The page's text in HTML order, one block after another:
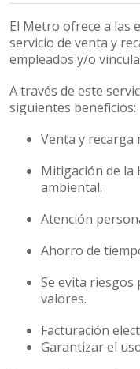
El Metro ofrece a las
servicio de venta y
empleados y/o
A través de este
siguientes beneficios:
Venta y recarga
Mitigación de la
ambiental.
Atención
Ahorro de
Se evita
valores.
Facturación
Garantizar el